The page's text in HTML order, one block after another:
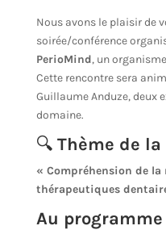
Nous avons le plaisir de
soirée/conférence
PerioMind, un
Cette rencontre sera
Guillaume Anduze, deux
domaine.
🔍 Thème de
« Compréhension de
thérapeutiques
Au programme